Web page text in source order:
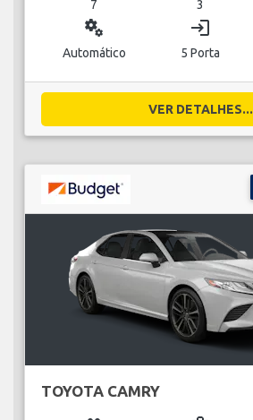
7 3
miscellaneous_services
Automático
login
5 Porta
VER DETALHES...
TOYOTA CAMRY